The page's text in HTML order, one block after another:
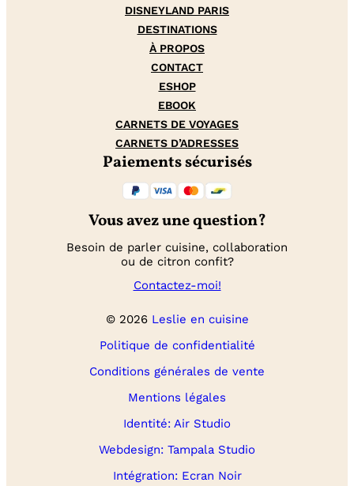
DISNEYLAND PARIS
DESTINATIONS
À PROPOS
CONTACT
ESHOP
EBOOK
CARNETS DE VOYAGES
CARNETS D’ADRESSES
Paiements sécurisés
Vous avez une question?
Besoin de parler cuisine, collaboration
ou de citron confit?
Contactez-moi!
© 2026 Leslie en cuisine
Politique de confidentialité
Conditions générales de vente
Mentions légales
Identité: Air Studio
Webdesign: Tampala Studio
Intégration: Ecran Noir